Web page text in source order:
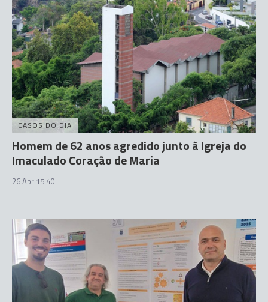
CASOS DO DIA
Homem de 62 anos agredido junto à Igreja do
Imaculado Coração de Maria
26 Abr 15:40